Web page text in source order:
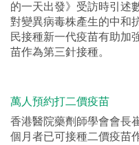
的一天出發》受訪時引述
對變異病毒株產生的中和
民接種新一代疫苗有助加
苗作為第三針接種。
萬人預約打二價疫苗
香港醫院藥劑師學會會長
個月者已可接種二價疫苗